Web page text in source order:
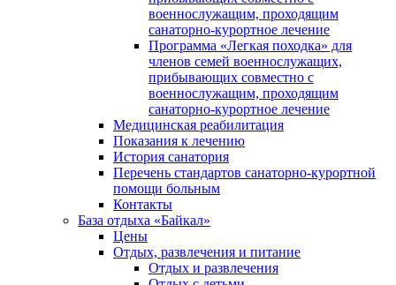
военнослужащим, проходящим
санаторно-курортное лечение
Программа «Легкая походка» для
членов семей военнослужащих,
прибывающих совместно с
военнослужащим, проходящим
санаторно-курортное лечение
Медицинская реабилитация
Показания к лечению
История санатория
Перечень стандартов санаторно-курортной
помощи больным
Контакты
База отдыха «Байкал»
Цены
Отдых, развлечения и питание
Отдых и развлечения